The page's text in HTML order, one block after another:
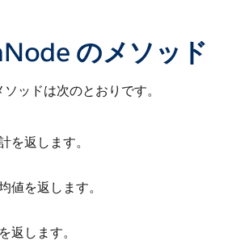
のメソッド
ソッドは次のとおりです。
を返します。
値を返します。
返します。